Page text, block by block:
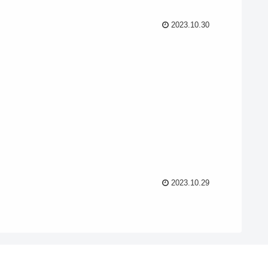
2023.10.30
2023.10.29